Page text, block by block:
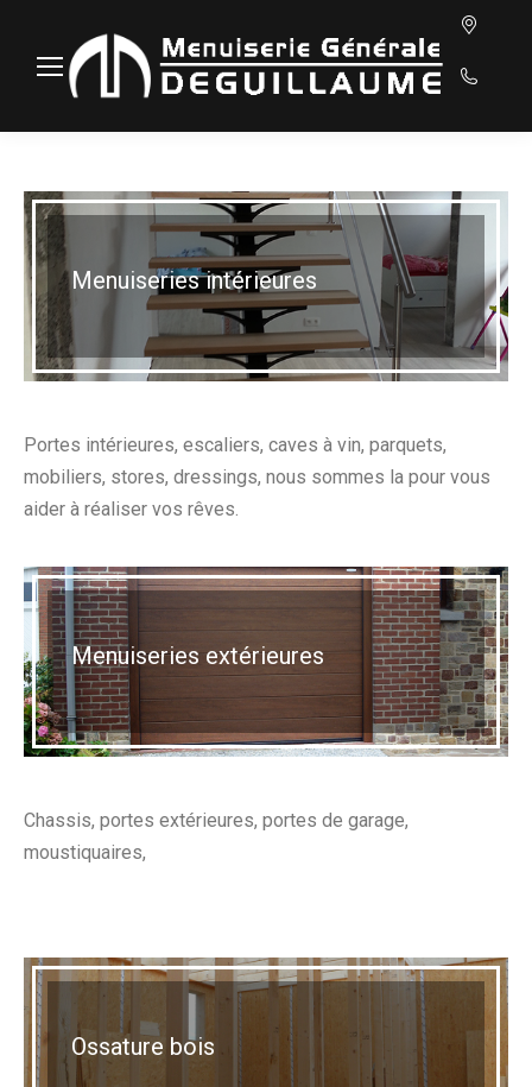
Menuiseries intérieures
Portes intérieures, escaliers, caves à vin, parquets,
mobiliers, stores, dressings, nous sommes la pour vous
aider à réaliser vos rêves.
Menuiseries extérieures
Chassis, portes extérieures, portes de garage,
moustiquaires,
Ossature bois